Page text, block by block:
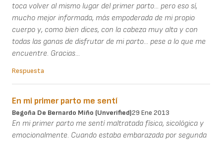
toca volver al mismo lugar del primer parto... pero eso sí,
mucho mejor informada, más empoderada de mi propio
cuerpo y, como bien dices, con la cabeza muy alta y con
todas las ganas de disfrutar de mi parto... pese a lo que me
encuentre. Gracias...
Respuesta
En mi primer parto me sentí
Begoña De Bernardo Miño (unverified)29 Ene 2013
En mi primer parto me sentí maltratada física, sicológica y
emocionalmente. Cuando estaba embarazada por segunda